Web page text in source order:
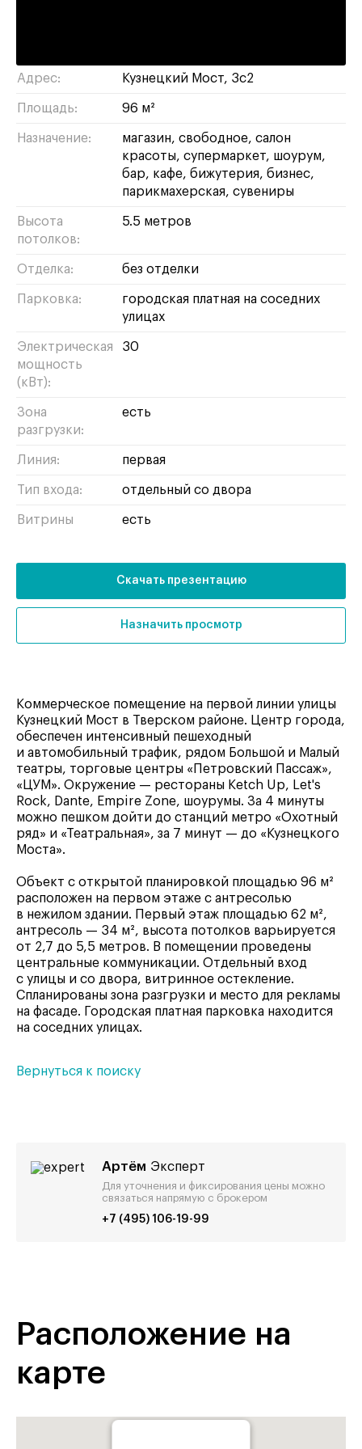
Адрес: Кузнецкий Мост, 3с2
Площадь: 96 м²
Назначение: магазин свободное салон
красоты супермаркет
шоурум
бар
кафе бижутерия бизнес
парикмахерская сувениры
Высота
потолков:
5.5 метров
Отделка: без отделки
Парковка:
городская платная на соседних
улицах
Электрическая
мощность
(кВт):
30
Зона
разгрузки:
есть
Линия: первая
Тип входа: отдельный со двора
Витрины есть
Скачать презентацию
Назначить просмотр
Коммерческое помещение на первой линии улицы
Кузнецкий Мост в Тверском районе. Центр города,
обеспечен интенсивный пешеходный
и автомобильный трафик, рядом Большой и Малый
театры, торговые центры «Петровский Пассаж»,
«ЦУМ». Окружение — рестораны Ketch Up, Let's
Rock, Dante, Empire Zone, шоурумы. За 4 минуты
можно пешком дойти до станций метро «Охотный
ряд» и «Театральная», за 7 минут — до «Кузнецкого
Моста».
Объект с открытой планировкой площадью 96 м²
расположен на первом этаже с антресолью
в нежилом здании. Первый этаж площадью 62 м²,
антресоль — 34 м², высота потолков варьируется
от 2,7 до 5,5 метров. В помещении проведены
центральные коммуникации. Отдельный вход
с улицы и со двора, витринное остекление.
Спланированы зона разгрузки и место для рекламы
на фасаде. Городская платная парковка находится
на соседних улицах.
Вернуться к поиску
Артём Эксперт
Для уточнения и фиксирования цены можно
связаться напрямую с брокером
+7 (495) 106-19-99
Расположение на
карте